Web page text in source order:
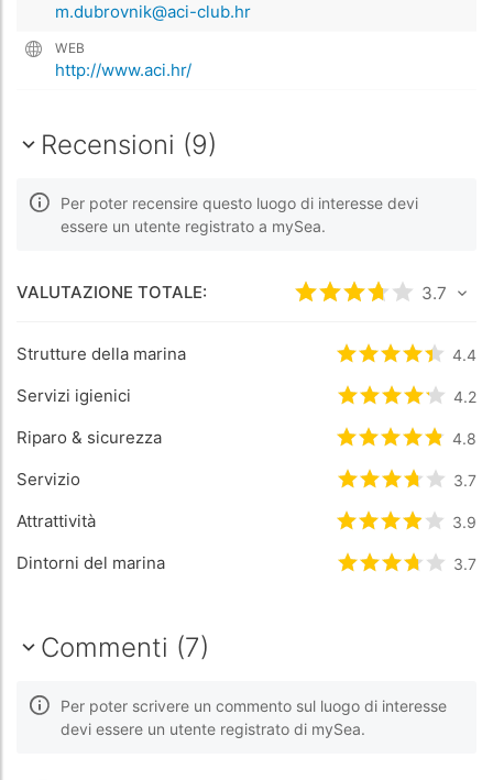
m.dubrovnik@aci-club.hr
WEB
http://www.aci.hr/
Recensioni (9)
Per poter recensire questo luogo di interesse devi
essere un utente registrato a mySea.
VALUTAZIONE TOTALE: Valutato3.7/5
3.7
Strutture della marina Valutato4.4/5
4.4
Servizi igienici Valutato4.2/5
4.2
Riparo & sicurezza Valutato4.8/5
4.8
Servizio Valutato3.7/5
3.7
Attrattività Valutato3.9/5
3.9
Dintorni del marina Valutato3.7/5
3.7
Commenti (7)
Per poter scrivere un commento sul luogo di interesse
devi essere un utente registrato di mySea.